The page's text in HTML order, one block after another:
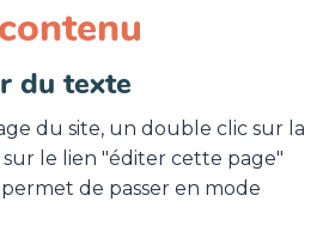
du texte
du site, un double clic sur la
le lien "éditer cette page"
de passer en mode